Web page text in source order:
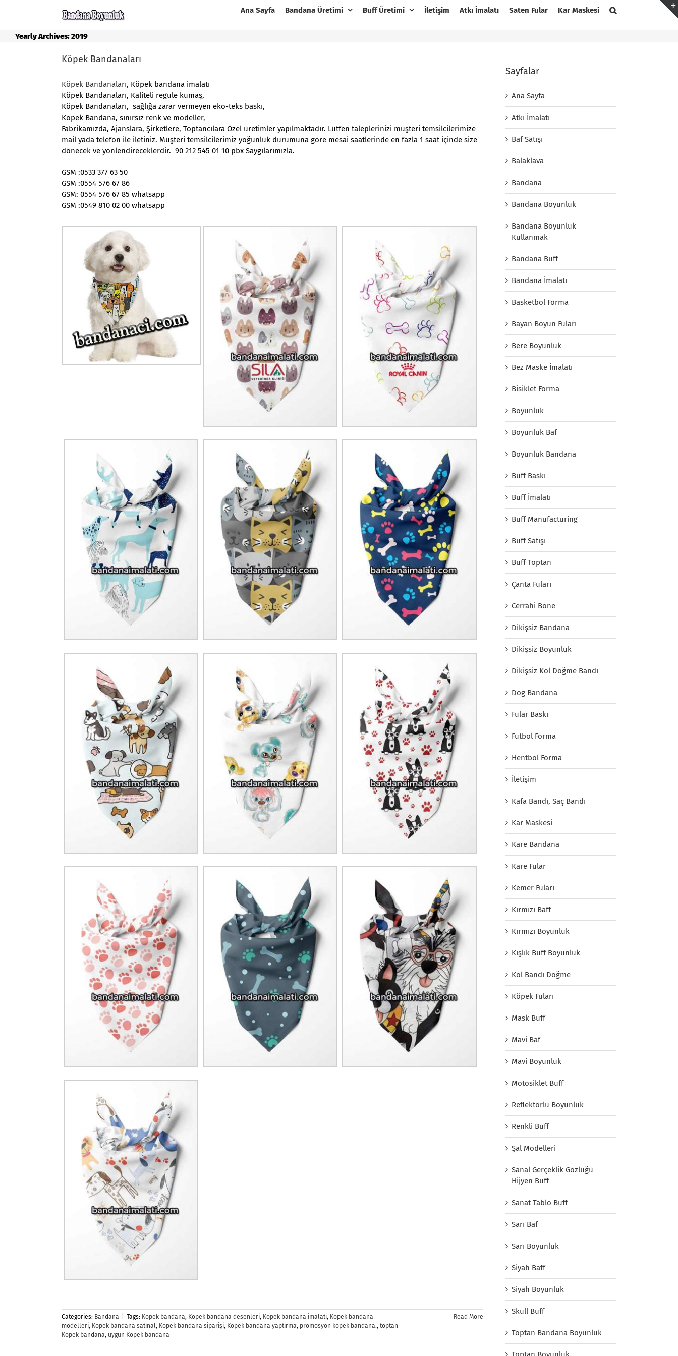
Ana Sayfa Bandana Üretimi Buff Üretimi İletişim Atkı İmalatı Saten Fular Kar Maskesi
Yearly Archives:2019
Köpek Bandanaları
Köpek Bandanaları, Köpek bandana imalatı
Köpek Bandanaları, Kaliteli regule kumaş,
Köpek Bandanaları, sağlığa zarar vermeyen eko-teks baskı,
Köpek Bandana, sınırsız renk ve modeller,
Fabrikamızda, Ajanslara, Şirketlere, Toptancılara Özel üretimler yapılmaktadır. Lütfen taleplerinizi müşteri temsilcilerimize
mail yada telefon ile iletiniz. Müşteri temsilcilerimiz yoğunluk durumuna göre mesai saatlerinde en fazla 1 saat içinde size
dönecek ve yönlendireceklerdir. 90 212 545 01 10 pbx Saygılarımızla.
GSM :0533 377 63 50
GSM :0554 576 67 86
GSM: 0554 576 67 85 whatsapp
GSM :0549 810 02 00 whatsapp
Categories: Bandana Tags: Köpek bandana, Köpek bandana desenleri, Köpek bandana imalatı, Köpek bandana
modelleri, Köpek bandana satınal, Köpek bandana siparişi, Köpek bandana yaptırma, promosyon köpek bandana., toptan
Köpek bandana, uygun Köpek bandana
Read More
Sayfalar
Ana Sayfa
Atkı İmalatı
Baf Satışı
Balaklava
Bandana
Bandana Boyunluk
Bandana Boyunluk
Kullanmak
Bandana Buff
Bandana İmalatı
Basketbol Forma
Bayan Boyun Fuları
Bere Boyunluk
Bez Maske İmalatı
Bisiklet Forma
Boyunluk
Boyunluk Baf
Boyunluk Bandana
Buff Baskı
Buff İmalatı
Buff Manufacturing
Buff Satışı
Buff Toptan
Çanta Fuları
Cerrahi Bone
Dikişsiz Bandana
Dikişsiz Boyunluk
Dikişsiz Kol Döğme Bandı
Dog Bandana
Fular Baskı
Futbol Forma
Hentbol Forma
İletişim
Kafa Bandı, Saç Bandı
Kar Maskesi
Kare Bandana
Kare Fular
Kemer Fuları
Kırmızı Baff
Kırmızı Boyunluk
Kışlık Buff Boyunluk
Kol Bandı Döğme
Köpek Fuları
Mask Buff
Mavi Baf
Mavi Boyunluk
Motosiklet Buff
Reflektörlü Boyunluk
Renkli Buff
Şal Modelleri
Sanal Gerçeklik Gözlüğü
Hijyen Buff
Sanat Tablo Buff
Sarı Baf
Sarı Boyunluk
Siyah Baff
Siyah Boyunluk
Skull Buff
Toptan Bandana Boyunluk